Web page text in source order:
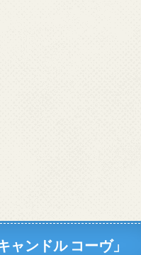
ンドル コーヴ」